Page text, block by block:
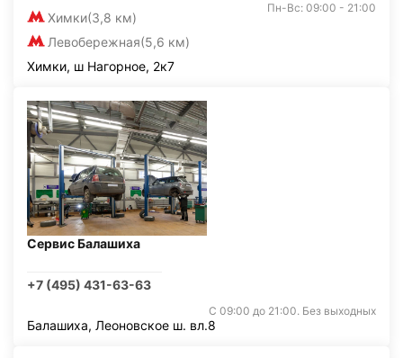
Химки(3,8 км)
Левобережная(5,6 км)
Пн-Вс: 09:00 - 21:00
Химки, ш Нагорное, 2к7
Сервис Балашиха
+7 (495) 431-63-63
С 09:00 до 21:00. Без выходных
Балашиха, Леоновское ш. вл.8